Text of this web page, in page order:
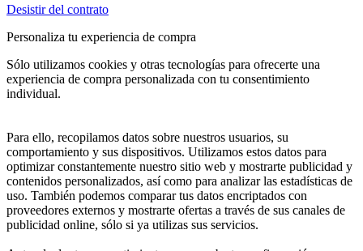
Desistir del contrato
Personaliza tu experiencia de compra
Sólo utilizamos cookies y otras tecnologías para ofrecerte una
experiencia de compra personalizada con tu consentimiento
individual.
Para ello, recopilamos datos sobre nuestros usuarios, su
comportamiento y sus dispositivos. Utilizamos estos datos para
optimizar constantemente nuestro sitio web y mostrarte publicidad y
contenidos personalizados, así como para analizar las estadísticas de
uso. También podemos comparar tus datos encriptados con
proveedores externos y mostrarte ofertas a través de sus canales de
publicidad online, sólo si ya utilizas sus servicios.